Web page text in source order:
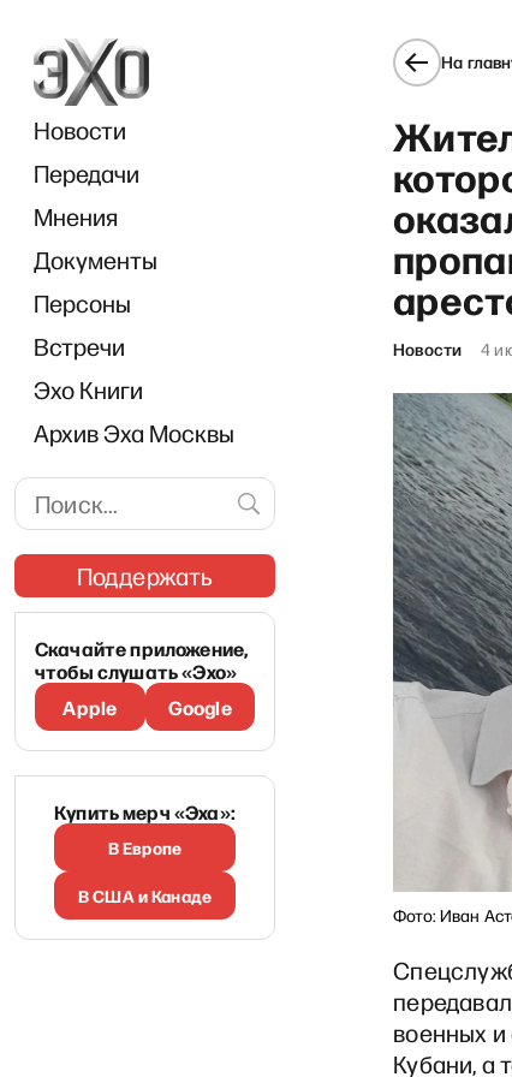
Новости
Передачи
Мнения
Документы
Персоны
Встречи
Эхо Книги
Архив Эха Москвы
Поддержать
Скачайте приложение,
чтобы слушать «Эхо»
Apple
Google
Купить мерч «Эха»:
В Европе
В США и Канаде
На
Новости 4
Фото: Иван
военных
Кубани, а